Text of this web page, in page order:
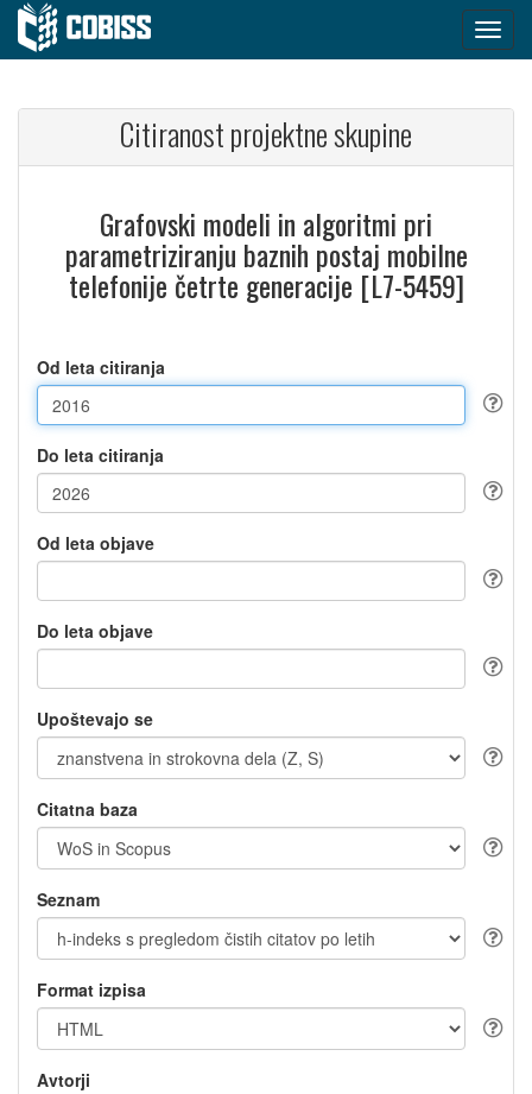
Citiranost projektne skupine
Grafovski modeli in algoritmi pri
parametriziranju baznih postaj mobilne
telefonije četrte generacije [L7-5459]
Od leta citiranja
Do leta citiranja
Od leta objave
Do leta objave
Upoštevajo se
Citatna baza
Seznam
Format izpisa
Avtorji